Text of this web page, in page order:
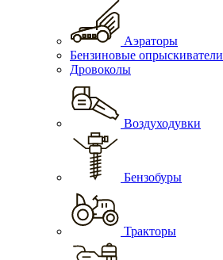
Аэраторы
Бензиновые опрыскиватели
Дровоколы
Воздуходувки
Бензобуры
Тракторы